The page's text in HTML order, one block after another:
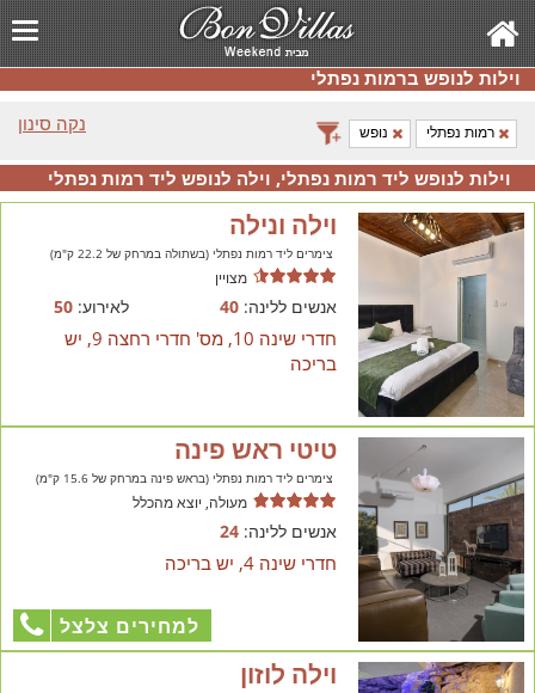
וילות לנופש ברמות נפתלי
נקה סינון
רמות נפתלי נופש
וילות לנופש ליד רמות נפתלי, וילה לנופש ליד רמות נפתלי
וילה ונילה
צימרים ליד רמות נפתלי (בשתולה במרחק של 22.2 ק"מ)
מצויין
אנשים ללינה:40 לאירוע:50
חדרי שינה 10, מס' חדרי רחצה 9, יש
בריכה
טיטי ראש פינה
צימרים ליד רמות נפתלי (בראש פינה במרחק של 15.6 ק"מ)
מעולה, יוצא מהכלל
אנשים ללינה:24
חדרי שינה 4, יש בריכה
למחירים צלצל
וילה לוזון